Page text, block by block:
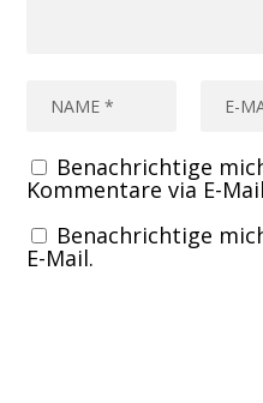
Benachrichtige
Kommentare via E-
Benachrichtige
E-Mail.